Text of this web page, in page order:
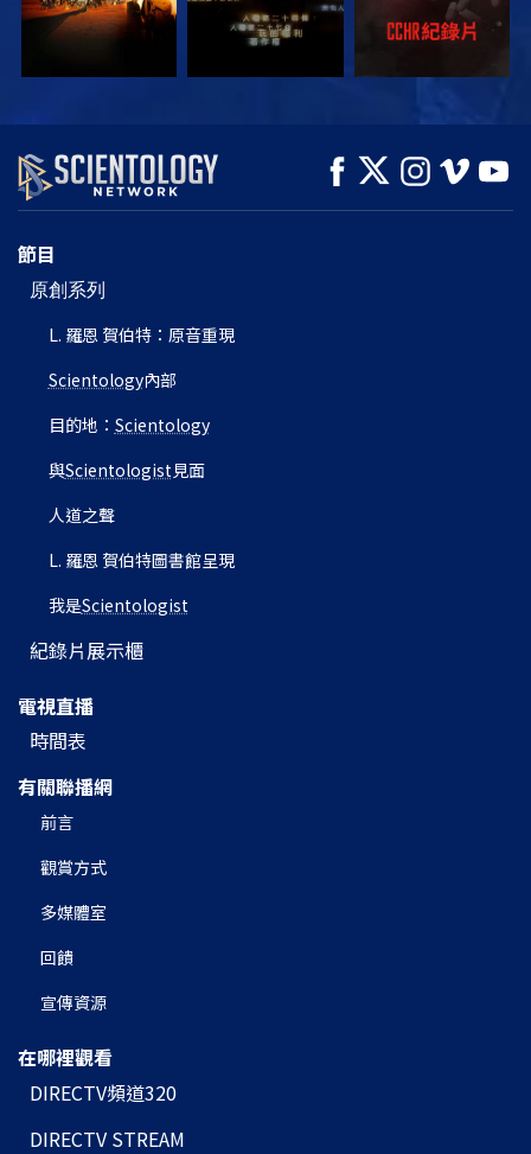
觀看 探索系列節目
節目
原創系列
L. 羅恩 賀伯特：原音重現
Scientology內部
目的地： Scientology
與Scientologist 見面
人道之聲
L. 羅恩 賀伯特圖書館呈現
我是Scientologist
紀錄片展示櫃
電視直播
時間表
有關聯播網
前言
觀賞方式
多媒體室
回饋
宣傳資源
在哪裡觀看
DIRECTV頻道320
DIRECTV STREAM